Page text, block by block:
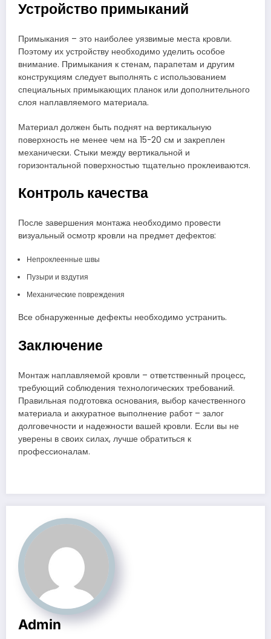
Устройство примыканий
Примыкания – это наиболее уязвимые места кровли.
Поэтому их устройству необходимо уделить особое
внимание. Примыкания к стенам, парапетам и другим
конструкциям следует выполнять с использованием
специальных примыкающих планок или дополнительного
слоя наплавляемого материала.
Материал должен быть поднят на вертикальную
поверхность не менее чем на 15-20 см и закреплен
механически. Стыки между вертикальной и
горизонтальной поверхностью тщательно проклеиваются.
Контроль качества
После завершения монтажа необходимо провести
визуальный осмотр кровли на предмет дефектов:
Непроклеенные швы
Пузыри и вздутия
Механические повреждения
Все обнаруженные дефекты необходимо устранить.
Заключение
Монтаж наплавляемой кровли – ответственный процесс,
требующий соблюдения технологических требований.
Правильная подготовка основания, выбор качественного
материала и аккуратное выполнение работ – залог
долговечности и надежности вашей кровли. Если вы не
уверены в своих силах, лучше обратиться к
профессионалам.
Admin